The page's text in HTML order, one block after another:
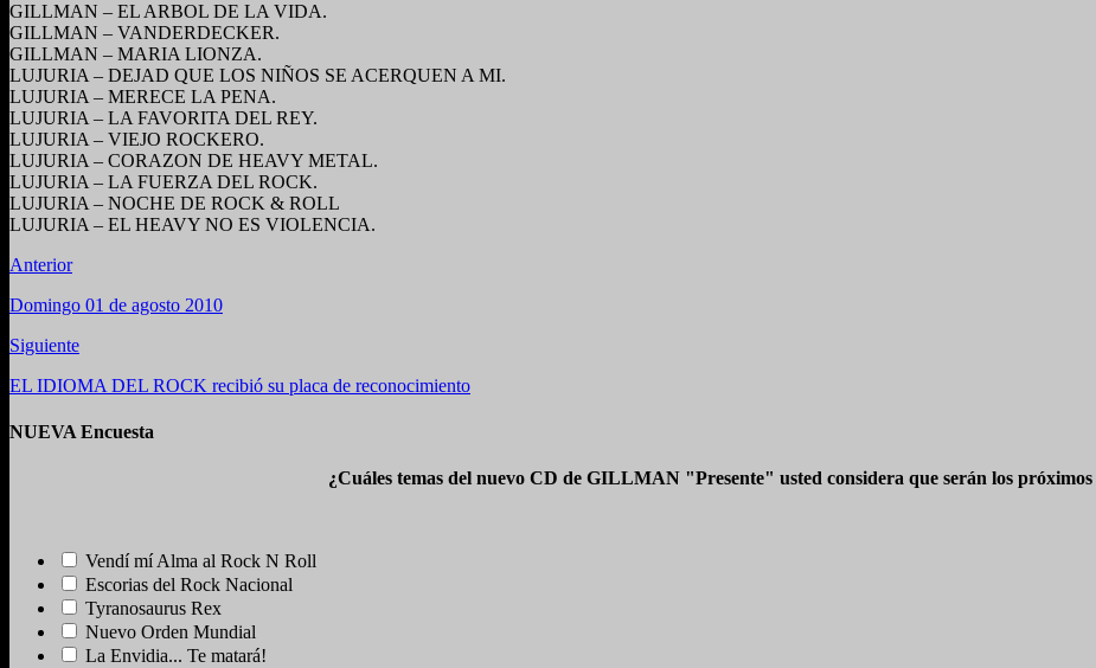
GILLMAN – EL ARBOL DE LA VIDA.
GILLMAN – VANDERDECKER.
GILLMAN – MARIA LIONZA.
LUJURIA – DEJAD QUE LOS NIÑOS SE ACERQUEN A MI.
LUJURIA – MERECE LA PENA.
LUJURIA – LA FAVORITA DEL REY.
LUJURIA – VIEJO ROCKERO.
LUJURIA – CORAZON DE HEAVY METAL.
LUJURIA – LA FUERZA DEL ROCK.
LUJURIA – NOCHE DE ROCK & ROLL
LUJURIA – EL HEAVY NO ES VIOLENCIA.
Anterior
Domingo 01 de agosto 2010
Siguiente
EL IDIOMA DEL ROCK recibió su placa de reconocimiento
NUEVA Encuesta
¿Cuáles temas del nuevo CD de GILLMAN "Presente" usted considera que serán los próximos
Vendí mí Alma al Rock N Roll
Escorias del Rock Nacional
Tyranosaurus Rex
Nuevo Orden Mundial
La Envidia... Te matará!